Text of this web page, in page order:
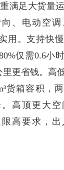
满足大货量
、电动空调
用。支持快
仅需0.6小
里更省钱。高
货箱容积，
高顶更大空
高要求，